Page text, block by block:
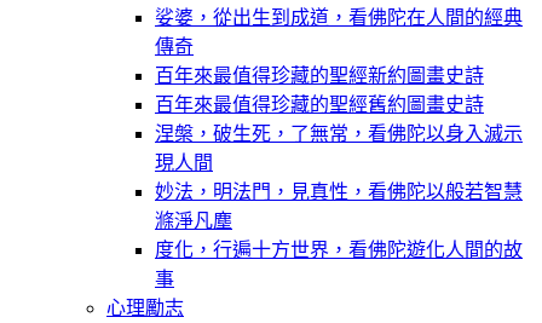
娑婆，從出生到成道，看佛陀在人間的經典
傳奇
百年來最值得珍藏的聖經新約圖畫史詩
百年來最值得珍藏的聖經舊約圖畫史詩
涅槃，破生死，了無常，看佛陀以身入滅示
現人間
妙法，明法門，見真性，看佛陀以般若智慧
滌淨凡塵
度化，行遍十方世界，看佛陀遊化人間的故
事
心理勵志